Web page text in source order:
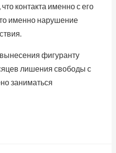
контакта именно с его
именно нарушение
фигуранту
лишения свободы с
заниматься